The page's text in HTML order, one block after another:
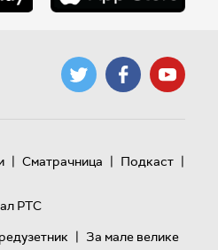
| Сматрачница | Подкаст |
РТС
| За мале велике